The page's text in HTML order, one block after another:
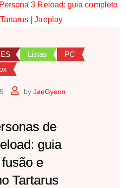
Listas
PC
by JaeGyeon
de
guia
e
Tartarus